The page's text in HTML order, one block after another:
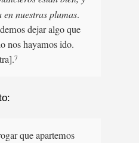
nuestras plumas.
dejar algo que
nos hayamos ido.
7
que apartemos